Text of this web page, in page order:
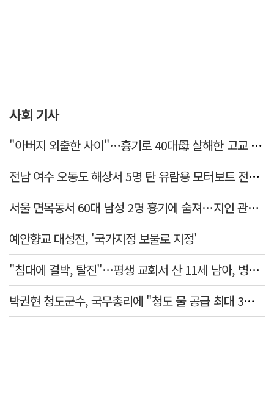
사회 기사
"아버지 외출한 사이"…흉기로 40대母 살해한 고교 자퇴생, 구속 기로에
전남 여수 오동도 해상서 5명 탄 유람용 모터보트 전복…2명 숨져
서울 면목동서 60대 남성 2명 흉기에 숨져…지인 관계로 추정
예안향교 대성전, '국가지정 보물로 지정'
"침대에 결박, 탈진"…평생 교회서 산 11세 남아, 병원 이송 끝 숨져
박권현 청도군수, 국무총리에 "청도 물 공급 최대 3만t 늘려달라"